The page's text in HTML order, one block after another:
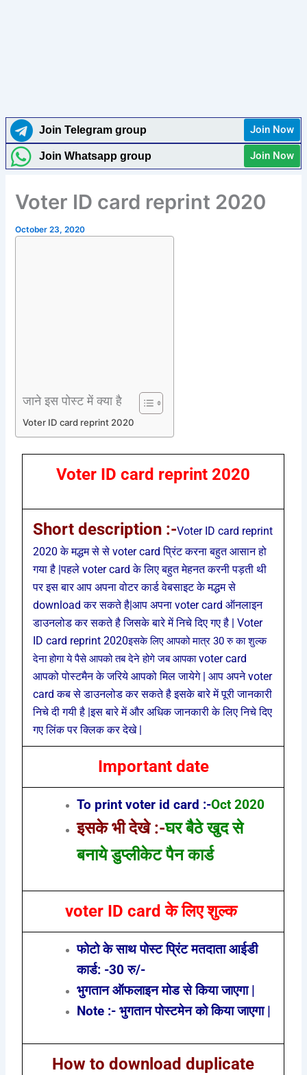
Join Telegram group Join Now
Join Whatsapp group Join Now
Voter ID card reprint 2020
October 23, 2020
जाने इस पोस्ट में क्या है
Voter ID card reprint 2020
Voter ID card reprint 2020
Short description :-Voter ID card reprint
2020 के मद्धम से से voter card प्रिंट करना बहुत आसान हो
गया है |पहले voter card के लिए बहुत मेहनत करनी पड़ती थी
पर इस बार आप अपना वोटर कार्ड वेबसाइट के मद्धम से
download कर सकते है|आप अपना voter card ऑनलाइन
डाउनलोड कर सकते है जिसके बारे में निचे दिए गए है |
Voter
ID card reprint 2020इसके लिए आपको मात्र 30 रु का शुल्क
देना होगा ये पैसे आपको तब देने होगे जब आपकाvoter card
आपको पोस्टमैन के जरिये आपको मिल जायेगे | आप अपने voter
card कब से डाउनलोड कर सकते है इसके बारे में पूरी जानकारी
निचे दी गयी है |इस बारे में और अधिक जानकारी के लिए निचे दिए
गए लिंक पर क्लिक कर देखे |
Important date
To print voter id card :-Oct 2020
इसके भी देखे :-घर बैठे खुद से
बनाये डुप्लीकेट पैन कार्ड
voter ID card के लिए शुल्क
फोटो के साथ पोस्ट प्रिंट मतदाता आईडी
कार्ड: -30 रु/-
भुगतान ऑफलाइन मोड से किया जाएगा |
Note :- भुगतान पोस्टमेन को किया जाएगा |
How to download duplicate